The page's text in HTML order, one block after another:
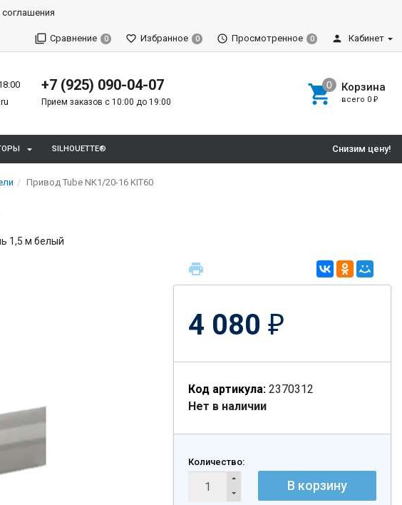
Сравнение 0 Избранное 0 Просмотренное 0 Кабинет
+7 (925) 090-04-07
Прием заказов с 10:00 до 19:00
Корзина
всего 0 ₽
SILHOUETTE® Снизим цену!
Привод Tube NK1/20-16 KIT60
1,5 м белый
4 080 ₽
Код артикула: 2370312
Нет в наличии
Количество:
В корзину